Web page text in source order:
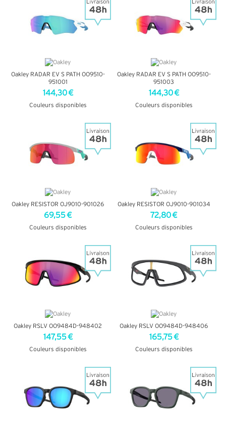
Oakley RADAR EV S PATH OO9510-
951001
144,30 €
Couleurs disponibles
Oakley RADAR EV S PATH OO9510-
951003
144,30 €
Couleurs disponibles
Oakley RESISTOR OJ9010-901026
69,55 €
Couleurs disponibles
Oakley RESISTOR OJ9010-901034
72,80 €
Couleurs disponibles
Oakley RSLV OO9484D-948402
147,55 €
Couleurs disponibles
Oakley RSLV OO9484D-948406
165,75 €
Couleurs disponibles